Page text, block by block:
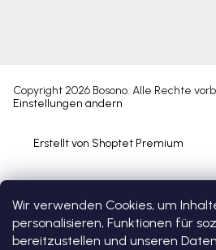
Wir verwenden Cookies, um
personalisieren, Funktionen für
bereitzustellen und unseren
Erstellt von Shoptet Premium
Copyright 2026 Bosono. Alle Rechte
Einstellungen ändern